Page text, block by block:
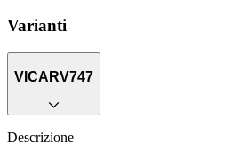
Varianti
VICARV747
Descrizione